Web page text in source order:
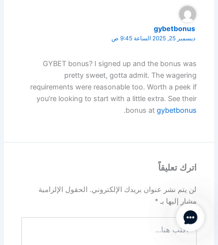
gybetbonus
ديسمبر 25, 2025 الساعة 9:45 ص
GYBET bonus? I signed up and the bonus was
pretty sweet, gotta admit. The wagering
requirements were reasonable too. Worth a peek if
you’re looking to start with a little extra. See their
bonus at gybetbonus
.
اترك تعليقاً
لن يتم نشر عنوان بريدك الإلكتروني. الحقول الإلزامية
مشار إليها بـ*
اكتب
هنا...
Contact Us